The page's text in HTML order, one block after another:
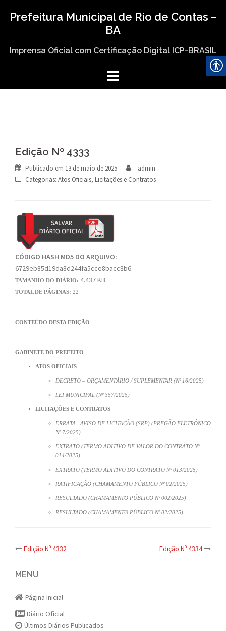
Prefeitura Municipal de Rio de Contas –
BA
Imprensa Oficial com Certificação Digital ICP-BRASIL
Edição Nº 4333
Publicado em 13 de maio de 2025
admin
Categorias: Atos Oficiais, Licitações e Contratos
CÓDIGO HASH MD5 DO ARQUIVO:
6729eb85d19da8d244fa5cce8bacc8b6
TAMANHO DO DIÁRIO: 4.437 KB
TOTAL DE PÁGINAS: 22
CONTEÚDO DESTA EDIÇÃO
GABINETE DO PREFEITO
ATOS OFICIAIS
DECRETO – ORÇAMENTÁRIO / SUPLEMENTAR (Nº 16/2025)
LEI MUNICIPAL (Nº 357/2025)
LICITAÇÕES E CONTRATOS
ERRATA | AVISO DE LICITAÇÃO (SRP) (PREGÃO ELETRÔNICO
Nº 7/2025)
EXTRATO (TERMO ADITIVO DE VALOR DO CONTRATO Nº
014/2025)
EXTRATO (TERMO ADITIVO DO CONTRATO Nº 013/2025)
RATIFICAÇÃO (CHAMAMENTO PÚBLICO Nº 02/2025)
RESULTADO (CHAMAMENTO PÚBLICO Nº 002/2025)
RESULTADO (CHAMAMENTO PÚBLICO Nº 02/2025)
Post
navigation
Edição Nº 4332 Edição Nº 4334
MENU
Página Inicial
Diário Oficial
Últimos Diários Publicados